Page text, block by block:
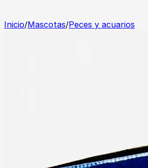
Inicio/Mascotas/Peces y acuarios